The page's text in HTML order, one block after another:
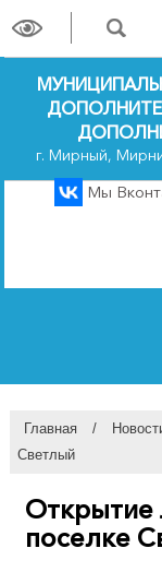
г. Мирный,
Мы
Главная /
Светлый
Открытие
поселке